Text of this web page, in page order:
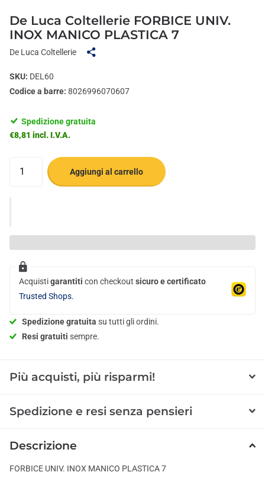
De Luca Coltellerie FORBICE UNIV.
INOX MANICO PLASTICA 7
De Luca Coltellerie
SKU: DEL60
Codice a barre: 8026996070607
Spedizione gratuita
€8,81 incl. I.V.A.
Aggiungi al carrello
Acquistigarantiti con checkout sicuro e certificato
Trusted Shops.
Spedizione gratuita su tutti gli ordini.
Resi gratuiti sempre.
Più acquisti, più risparmi!
Spedizione e resi senza pensieri
Descrizione
FORBICE UNIV. INOX MANICO PLASTICA 7